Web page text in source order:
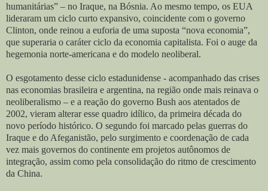
humanitárias” – no Iraque, na Bósnia. Ao mesmo tempo, os EUA
lideraram um ciclo curto expansivo, coincidente com o governo
Clinton, onde reinou a euforia de uma suposta “nova economia”,
que superaria o caráter ciclo da economia capitalista. Foi o auge da
hegemonia norte-americana e do modelo neoliberal.
O esgotamento desse ciclo estadunidense - acompanhado das crises
nas economias brasileira e argentina, na região onde mais reinava o
neoliberalismo – e a reação do governo Bush aos atentados de
2002, vieram alterar esse quadro idílico, da primeira década do
novo período histórico. O segundo foi marcado pelas guerras do
Iraque e do Afeganistão, pelo surgimento e coordenação de cada
vez mais governos do continente em projetos autônomos de
integração, assim como pela consolidação do ritmo de crescimento
da China.